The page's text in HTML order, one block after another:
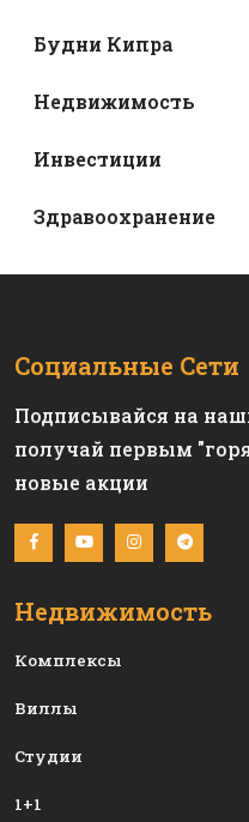
Будни Кипра
Недвижимость
Инвестиции
Здравоохранение
Социальные Сети
Подписывайся на
получай первым
новые акции
Недвижимость
Комплексы
Виллы
Студии
1+1